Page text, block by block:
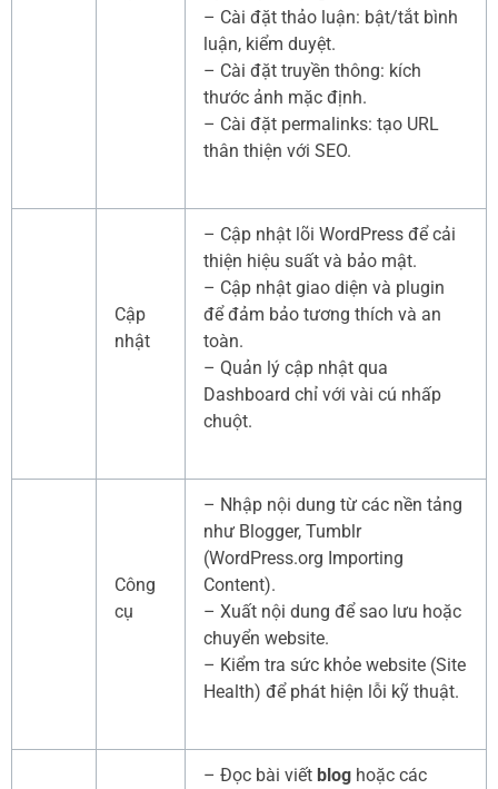
– Cài đặt thảo luận: bật/tắt bình
luận, kiểm duyệt.
– Cài đặt truyền thông: kích
thước ảnh mặc định.
– Cài đặt permalinks: tạo URL
thân thiện với SEO.
Cập
nhật
– Cập nhật lõi WordPress để cải
thiện hiệu suất và bảo mật.
– Cập nhật giao diện và plugin
để đảm bảo tương thích và an
toàn.
– Quản lý cập nhật qua
Dashboard chỉ với vài cú nhấp
chuột.
Công
cụ
– Nhập nội dung từ các nền tảng
như Blogger, Tumblr
(WordPress.org Importing
Content).
– Xuất nội dung để sao lưu hoặc
chuyển website.
– Kiểm tra sức khỏe website (Site
Health) để phát hiện lỗi kỹ thuật.
– Đọc bài viết blog hoặc các